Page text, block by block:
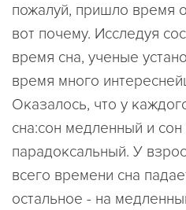
пожалуй, пришло время
вот почему. Исследуя
время сна, ученые
время много
Оказалось, что у
сна:сон медленный и
парадоксальный. У
всего времени сна
остальное - на